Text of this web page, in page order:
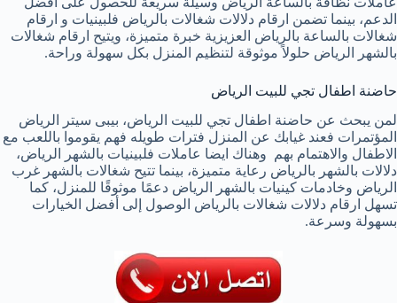
الدعم، بينما تضمن ارقام دلالات شغالات بالرياض فلبينيات و ارقام
شغالات بالساعة بالرياض العزيزية خبرة متميزة، ويتيح ارقام شغالات
بالشهر الرياض حلولاً موثوقة لتنظيم المنزل بكل سهولة وراحة.
حاضنة اطفال تجي للبيت الرياض
لمن يبحث عن حاضنة اطفال تجي للبيت الرياض، بيبى سيتر الرياض
المؤتمرات فعند غيابك عن المنزل فترات طويله فهم يقوموا باللعب مع
الاطفال والاهتمام بهم وهناك ايضا عاملات فلبينيات بالشهر الرياض،
دلالات بالشهر بالرياض رعاية متميزة، بينما تتيح شغالات بالشهر غرب
الرياض وخادمات كينيات بالشهر الرياض دعمًا موثوقًا للمنزل، كما
تسهل ارقام دلالات شغالات بالرياض الوصول إلى أفضل الخيارات
بسهولة وسرعة.